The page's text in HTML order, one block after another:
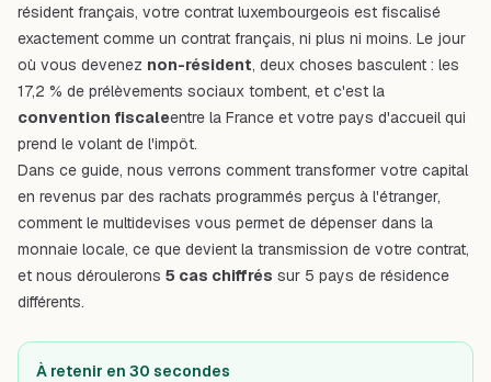
résident français, votre contrat luxembourgeois est fiscalisé
exactement comme un contrat français, ni plus ni moins. Le jour
où vous devenez non-résident, deux choses basculent : les
17,2 % de prélèvements sociaux tombent, et c'est la
convention fiscaleentre la France et votre pays d'accueil qui
prend le volant de l'impôt.
Dans ce guide, nous verrons comment transformer votre capital
en revenus par des rachats programmés perçus à l'étranger,
comment le multidevises vous permet de dépenser dans la
monnaie locale, ce que devient la transmission de votre contrat,
et nous déroulerons 5 cas chiffrés sur 5 pays de résidence
différents.
À retenir en 30 secondes